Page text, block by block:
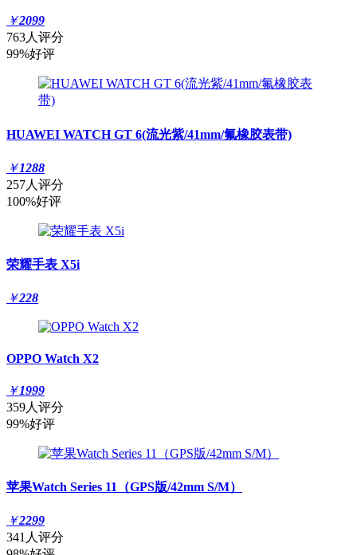
￥2099
763人评分
99%好评
HUAWEI WATCH GT 6(流光紫/41mm/氟橡胶表带)
￥1288
257人评分
100%好评
荣耀手表 X5i
￥228
OPPO Watch X2
￥1999
359人评分
99%好评
苹果Watch Series 11（GPS版/42mm S/M）
￥2299
341人评分